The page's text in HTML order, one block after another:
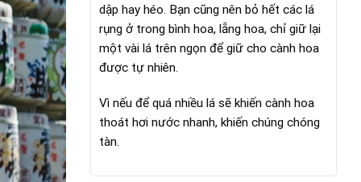
dập hay héo. Bạn cũng nên bỏ hết các lá
rụng ở trong bình hoa, lẵng hoa, chỉ giữ lại
một vài lá trên ngọn để giữ cho cành hoa
được tự nhiên.
Vì nếu để quá nhiều lá sẽ khiến cành hoa
thoát hơi nước nhanh, khiến chúng chóng
tàn.